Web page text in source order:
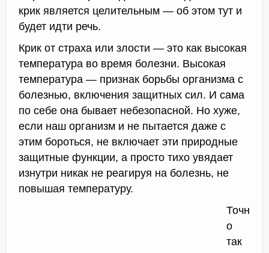
крик является целительным — об этом тут и
будет идти речь.
Крик от страха или злости — это как высокая
температура во время болезни. Высокая
температура — признак борьбы организма с
болезнью, включения защитных сил. И сама
по себе она бывает небезопасной. Но хуже,
если наш организм и не пытается даже с
этим бороться, не включает эти природные
защитные функции, а просто тихо увядает
изнутри никак не реагируя на болезнь, не
повышая температуру.
Точн
о
так